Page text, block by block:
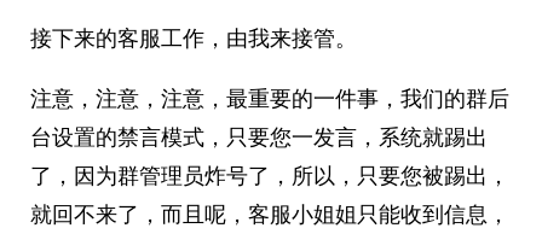
接下来的客服工作，由我来接管。
注意，注意，注意，最重要的一件事，我们的群后
台设置的禁言模式，只要您一发言，系统就踢出
了，因为群管理员炸号了，所以，只要您被踢出，
就回不来了，而且呢，客服小姐姐只能收到信息，